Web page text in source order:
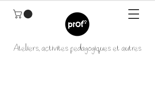
Ateliers, activités pédagogiques et autres